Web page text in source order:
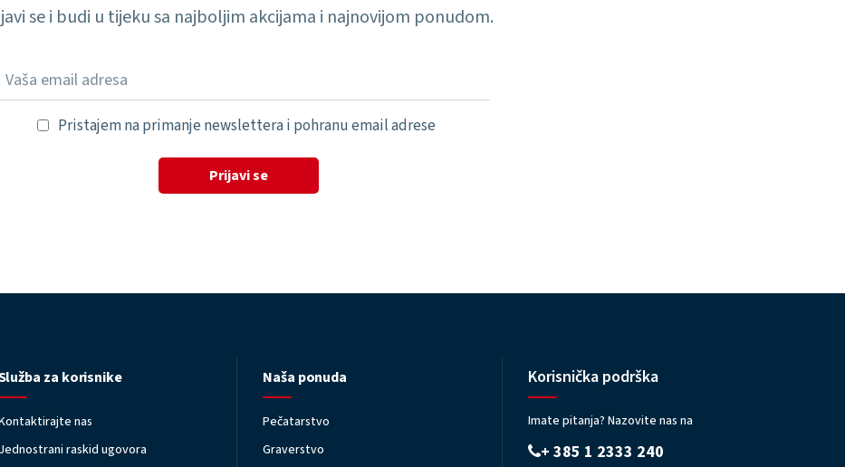
se i budi u tijeku sa najboljim akcijama i najnovijom ponudom.
Pristajem na primanje newslettera i pohranu email adrese
Prijavi se
za korisnike
nas
Jednostrani raskid ugovora
Naša ponuda
Pečatarstvo
Graverstvo
Korisnička podrška
Imate pitanja? Nazovite nas na
+ 385 1 2333 240